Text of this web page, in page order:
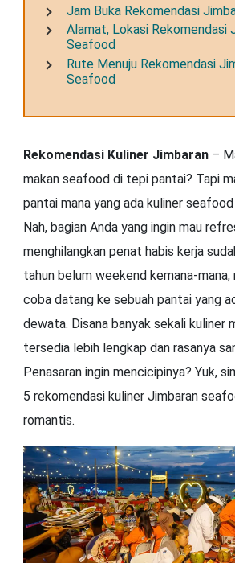
Jam Buka Rekomendasi
Alamat, Lokasi Rekomendasi
Seafood
Rute Menuju Rekomendasi
Seafood
Rekomendasi Kuliner Jimbaran –
makan seafood di tepi pantai? Tapi
pantai mana yang ada kuliner
Nah, bagian Anda yang ingin mau
menghilangkan penat habis kerja
tahun belum weekend kemana-mana,
coba datang ke sebuah pantai yang
dewata. Disana banyak sekali kuliner
tersedia lebih lengkap dan rasanya
Penasaran ingin mencicipinya? Yuk,
5 rekomendasi kuliner Jimbaran
romantis.